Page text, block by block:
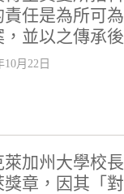
責任是為所可
，並以之傳承後
10月22日
萊加州大學校
獎章，因其「